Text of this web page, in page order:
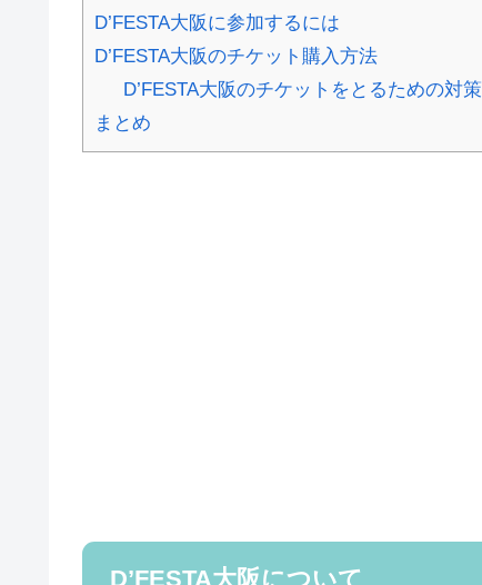
D’FESTA大阪に参加するには
D’FESTA大阪のチケット購入方法
D’FESTA大阪のチケットをとるための対策
まとめ
D’FESTA大阪について